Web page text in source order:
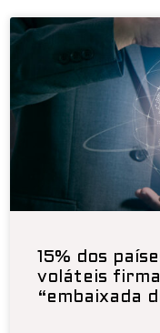
15% dos
voláteis
“embaixada